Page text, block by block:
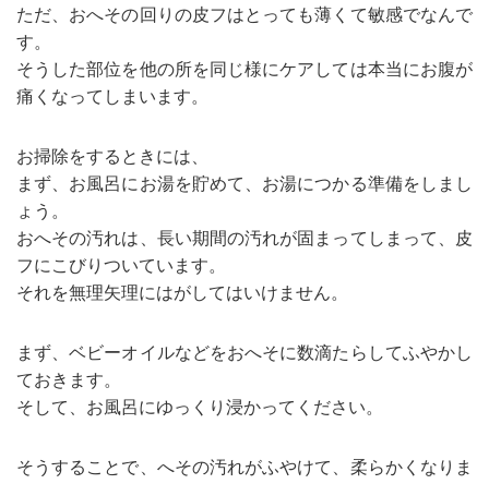
ただ、おへその回りの皮フはとっても薄くて敏感でなんで
す。
そうした部位を他の所を同じ様にケアしては本当にお腹が
痛くなってしまいます。
お掃除をするときには、
まず、お風呂にお湯を貯めて、お湯につかる準備をしまし
ょう。
おへその汚れは、長い期間の汚れが固まってしまって、皮
フにこびりついています。
それを無理矢理にはがしてはいけません。
まず、ベビーオイルなどをおへそに数滴たらしてふやかし
ておきます。
そして、お風呂にゆっくり浸かってください。
そうすることで、へその汚れがふやけて、柔らかくなりま